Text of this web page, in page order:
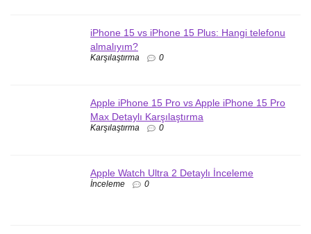
iPhone 15 vs iPhone 15 Plus: Hangi telefonu
almalıyım?
Karşılaştırma 0
Apple iPhone 15 Pro vs Apple iPhone 15 Pro
Max Detaylı Karşılaştırma
Karşılaştırma 0
Apple Watch Ultra 2 Detaylı İnceleme
İnceleme 0